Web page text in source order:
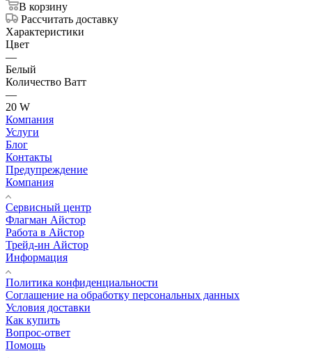
В корзину
Рассчитать доставку
Характеристики
Цвет
—
Белый
Количество Ватт
—
20 W
Компания
Услуги
Блог
Контакты
Предупреждение
Компания
Сервисный центр
Флагман Айстор
Работа в Айстор
Трейд-ин Айстор
Информация
Политика конфиденциальности
Соглашение на обработку персональных данных
Условия доставки
Как купить
Вопрос-ответ
Помощь